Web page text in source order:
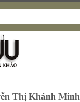
Thị Khánh Minh